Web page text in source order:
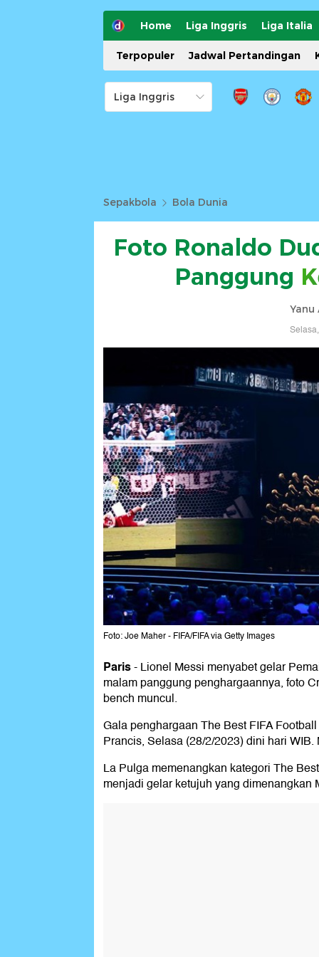
Home Liga Inggris Liga Italia
Terpopuler Jadwal Pertandingan
Sepakbola Bola Dunia
Foto Ronaldo
Panggung
Yanu
Foto: Joe Maher - FIFA/FIFA via Getty Images
Paris-Lionel Messi menyabet gelar
malam panggung penghargaannya, foto
bench muncul.
Gala penghargaan The Best FIFA
Prancis, Selasa (28/2/2023) dini hari
La Pulga memenangkan kategori The
menjadi gelar ketujuh yang dimenangkan